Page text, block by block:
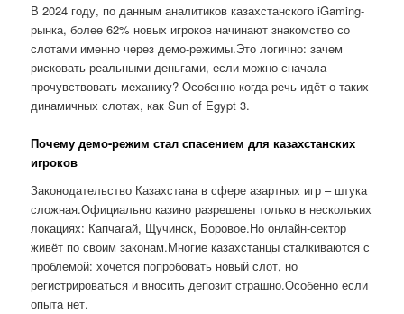
В 2024 году, по данным аналитиков казахстанского iGaming-
рынка, более 62% новых игроков начинают знакомство со
слотами именно через демо-режимы.Это логично: зачем
рисковать реальными деньгами, если можно сначала
прочувствовать механику? Особенно когда речь идёт о таких
динамичных слотах, как Sun of Egypt 3.
Почему демо-режим стал спасением для казахстанских
игроков
Законодательство Казахстана в сфере азартных игр – штука
сложная.Официально казино разрешены только в нескольких
локациях: Капчагай, Щучинск, Боровое.Но онлайн-сектор
живёт по своим законам.Многие казахстанцы сталкиваются с
проблемой: хочется попробовать новый слот, но
регистрироваться и вносить депозит страшно.Особенно если
опыта нет.